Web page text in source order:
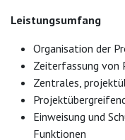
Leistungsumfang
Organisation der
Zeiterfassung von
Zentrales,
Einweisung und
Funktionen